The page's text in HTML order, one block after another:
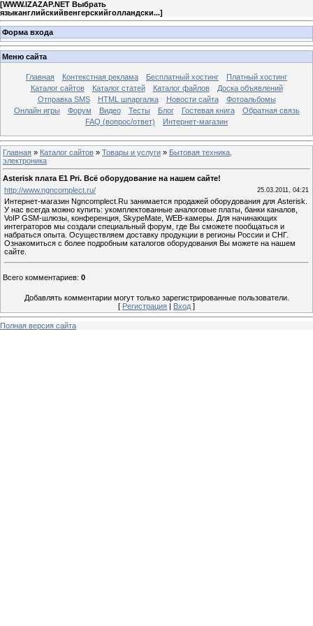
[WWW.IZAZAP.NET Выбрать
языканглийскийвенгерскийголландски...]
Форма входа
Меню сайта
Главная Контекстная реклама Бесплатный хостинг
Платный хостинг
Каталог сайтов
Каталог статей Каталог файлов
Доска объявлений
Отправка SMS
HTML шпаргалка Новости сайта
Фотоальбомы
Онлайн игры
Форум Видео Тесты Блог Гостевая книга
Обратная связь
FAQ (вопрос/ответ)
Интернет-магазин
Главная » Каталог сайтов » Товары и услуги » Бытовая техника,
электроника
Asterisk плата E1 Pri. Всё оборудование на нашем сайте!
http://www.ngncomplect.ru/
25.03.2011, 04:21
Интернет-магазин Ngncomplect.Ru занимается продажей оборудования для Asterisk.
У нас всегда можно купить: укомплектованные аналоговые платы, банки каналов,
VoIP GSM-шлюзы, конференция, SkypeMate, WEB-камеры. Для начинающих
интеграторов мы создали специальный форум, где Вы сможете пообщаться и
набраться опыта. Осуществляем доставку продукции в регионы России и СНГ.
Ознакомиться с более подробным каталогов оборудования Вы можете на нашем
сайте.
Всего комментариев: 0
Добавлять комментарии могут только зарегистрированные пользователи.
[ Регистрация | Вход ]
Полная версия сайта